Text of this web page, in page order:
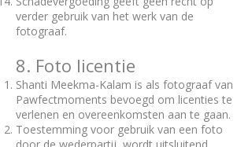
verder gebruik van het werk van de
fotograaf.
8. Foto licentie
Shanti Meekma-Kalam is als fotograaf van
Pawfectmoments bevoegd om licenties te
verlenen en overeenkomsten aan te gaan.
Toestemming voor gebruik van een foto